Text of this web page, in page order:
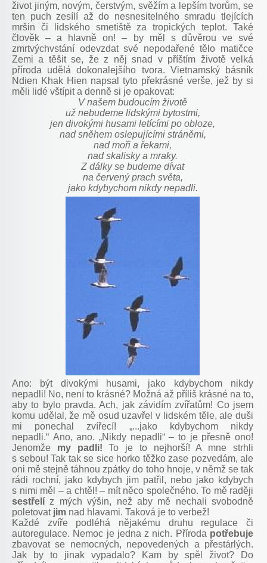
život jiným, novým, čerstvým, svěžím a lepším tvorům, se
ten puch zesílí až do nesnesitelného smradu tlejících
mršin či lidského smetiště za tropických teplot. Také
člověk – a hlavně on! – by měl s důvěrou ve své
zmrtvýchvstání odevzdat své nepodařené tělo matičce
Zemi a těšit se, že z něj snad v příštím životě velká
příroda udělá dokonalejšího tvora. Vietnamský básník
Ndien Khak Hien napsal tyto překrásné verše, jež by si
měli lidé vštípit a denně si je opakovat:
V našem budoucím životě
už nebudeme lidskými bytostmi,
jen divokými husami letícími po obloze,
nad sněhem oslepujícími stráněmi,
nad moři a řekami,
nad skalisky a mraky.
Z dálky se budeme dívat
na červený prach světa,
jako kdybychom nikdy nepadli.
Ano: být divokými husami, jako kdybychom nikdy
nepadli! No, není to krásné? Možná až příliš krásné na to,
aby to bylo pravda. Ach, jak závidím zvířatům! Co jsem
komu udělal, že mě osud uzavřel v lidském těle, ale duši
mi ponechal zvířecí! „...jako kdybychom nikdy
nepadli.“ Ano, ano. „Nikdy nepadli“ – to je přesně ono!
Jenomže my padli!To je to nejhorší! A mne strhli
s sebou! Tak tak se sice horko těžko zase pozvedám, ale
oni mě stejně táhnou zpátky do toho hnoje, v němž se tak
rádi rochní, jako kdybych jim patřil, nebo jako kdybych
s nimi měl – a chtěl! – mít něco společného. To mě raději
sestřelí z mých výšin, než aby mě nechali svobodně
poletovat jim nad hlavami. Taková je to verbež!
Každé zvíře podléhá nějakému druhu regulace či
autoregulace. Nemoc je jedna z nich. Příroda potřebuje
zbavovat se nemocných, nepovedených a přestárlých.
Jak by to jinak vypadalo? Kam by spěl život? Do